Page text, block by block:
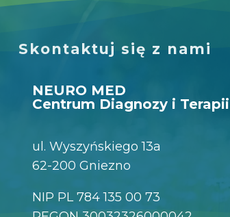
Skontaktuj się z nami
NEURO MED
Centrum Diagnozy i Terapii
ul. Wyszyńskiego 13a
62-200 Gniezno
NIP PL 784 135 00 73